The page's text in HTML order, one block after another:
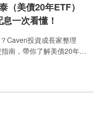
（美債20年ETF）
一次看懂！
Caven投資成長家整理
南，帶你了解美債20年是
與優缺點，無論你是台股